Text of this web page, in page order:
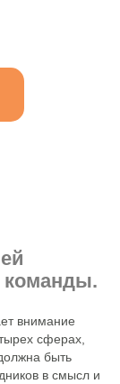
команды.
внимание
сферах,
быть
в смысл и